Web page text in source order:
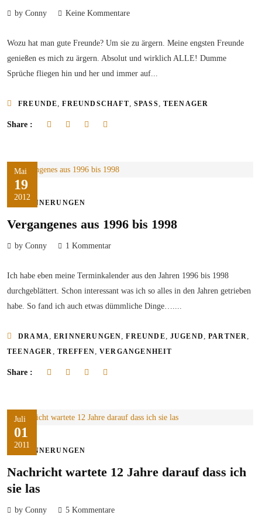
by Conny Keine Kommentare
Wozu hat man gute Freunde? Um sie zu ärgern. Meine engsten Freunde
genießen es mich zu ärgern. Absolut und wirklich ALLE! Dumme
Sprüche fliegen hin und her und immer auf...
FREUNDE,FREUNDSCHAFT, SPASS , TEENAGER
Share :
Mai
19
2012
ERINNERUNGEN
Vergangenes aus 1996 bis 1998
by Conny 1 Kommentar
Ich habe eben meine Terminkalender aus den Jahren 1996 bis 1998
durchgeblättert. Schon interessant was ich so alles in den Jahren getrieben
habe. So fand ich auch etwas dümmliche Dinge…....
DRAMA, ERINNERUNGEN,FREUNDE, JUGEND ,PARTNER,
TEENAGER , TREFFEN,VERGANGENHEIT
Share :
Juli
01
2011
ERINNERUNGEN
Nachricht wartete 12 Jahre darauf dass ich
sie las
by Conny 5 Kommentare